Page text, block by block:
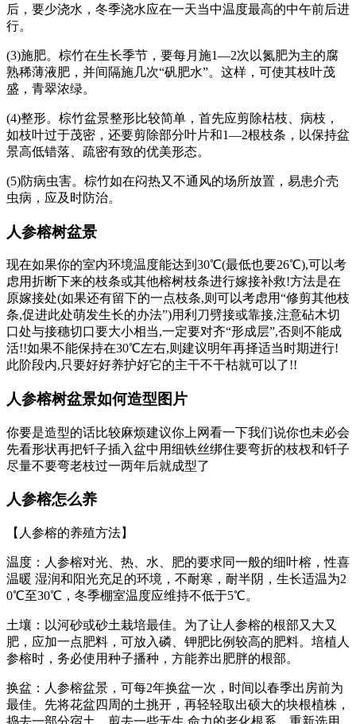
后，要少浇水，冬季浇水应在一天当中温度最高的中午前后进
行。
(3)施肥。棕竹在生长季节，要每月施1—2次以氮肥为主的腐
熟稀薄液肥，并间隔施几次“矾肥水”。这样，可使其枝叶茂
盛，青翠浓绿。
(4)整形。棕竹盆景整形比较简单，首先应剪除枯枝、病枝，
如枝叶过于茂密，还要剪除部分叶片和1—2根枝条，以保持盆
景高低错落、疏密有致的优美形态。
(5)防病虫害。棕竹如在闷热又不通风的场所放置，易患介壳
虫病，应及时防治。
人参榕树盆景
现在如果你的室内环境温度能达到30℃(最低也要26℃),可以考
虑用折断下来的枝条或其他榕树枝条进行嫁接补救!方法是在
原嫁接处(如果还有留下的一点枝条,则可以考虑用“修剪其他枝
条,促进此处萌发生长的办法”)用利刀劈接或靠接,注意砧木切
口处与接穗切口要大小相当,一定要对齐“形成层”,否则不能成
活!!如果不能保持在30℃左右,则建议明年再择适当时期进行!
此阶段内,只要好好养护好它的主干不干枯就可以了!!
人参榕树盆景如何造型图片
你要是造型的话比较麻烦建议你上网看一下我们说你也未必会
先看形状再把钎子插入盆中用细铁丝绑住要弯折的枝杈和钎子
尽量不要弯老枝过一两年后就成型了
人参榕怎么养
【人参榕的养殖方法】
温度：人参榕对光、热、水、肥的要求同一般的细叶榕，性喜
温暖 湿润和阳光充足的环境，不耐寒，耐半阴，生长适温为2
0℃至30℃，冬季棚室温度应维持不低于5℃。
土壤：以河砂或砂土栽培最佳。为了让人参榕的根部又大又
肥，应加一点肥料，可放入磷、钾肥比例较高的肥料。培植人
参榕时，务必使用种子播种，方能养出肥胖的根部。
换盆：人参榕盆景，可每2年换盆一次，时间以春季出房前为
最佳。先将花盆四周的土挑开，再轻轻取出硕大的块根植株，